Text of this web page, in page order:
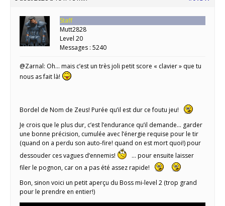
Staff
Mutt2828
Level 20
Messages : 5240
@Zarnal: Oh… mais c’est un très joli petit score « clavier » que tu
nous as fait là!
Bordel de Nom de Zeus! Purée qu’il est dur ce foutu jeu!
Je crois que le plus dur, c’est l’endurance qu’il demande… garder
une bonne précision, cumulée avec l’énergie requise pour le tir
(quand on a perdu son auto-fire! quand on est mort quoi!) pour
dessouder ces vagues d’ennemis!
… pour ensuite laisser
filer le pognon, car on a pas été assez rapide!
Bon, sinon voici un petit aperçu du Boss mi-level 2 (trop grand
pour le prendre en entier!)